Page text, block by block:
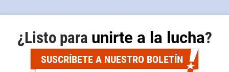
¿Listo para unirte a la lucha?
SUSCRÍBETE A NUESTRO BOLETÍN